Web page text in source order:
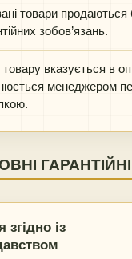
товари продаються
зобов’язань.
вказується в
менеджером
згідно із